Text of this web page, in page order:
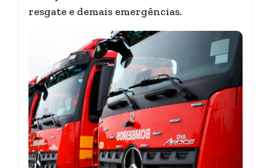
resgate e demais emergências.